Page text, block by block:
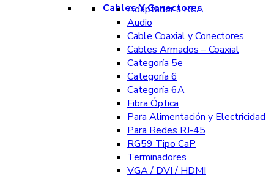
Cables Y Conectores
Adaptador a RCA
Audio
Cable Coaxial y Conectores
Cables Armados – Coaxial
Categoría 5e
Categoría 6
Categoría 6A
Fibra Óptica
Para Alimentación y Electricidad
Para Redes RJ-45
RG59 Tipo CaP
Terminadores
VGA / DVI / HDMI